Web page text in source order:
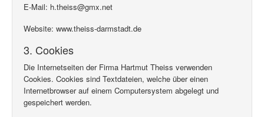
E-Mail: h.theiss@gmx.net
Website: www.theiss-darmstadt.de
3. Cookies
Die Internetseiten der Firma Hartmut Theiss verwenden
Cookies. Cookies sind Textdateien, welche über einen
Internetbrowser auf einem Computersystem abgelegt und
gespeichert werden.